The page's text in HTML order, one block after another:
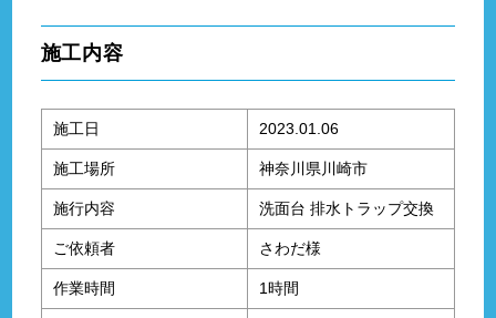
施工内容
施工日 2023.01.06
施工場所 神奈川県川崎市
施行内容 洗面台 排水トラップ交換
ご依頼者 さわだ様
作業時間 1時間